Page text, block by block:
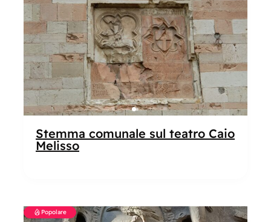
Stemma comunale sul teatro Caio
Melisso
Popolare